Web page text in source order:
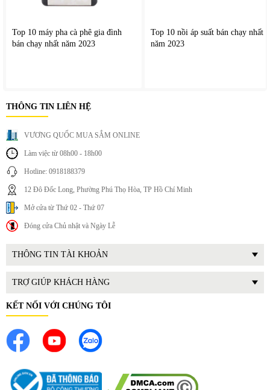
Top 10 máy pha cà phê gia đình
bán chạy nhất năm 2023
Top 10 nồi áp suất bán chạy nhất
năm 2023
THÔNG TIN LIÊN HỆ
VƯƠNG QUỐC MUA SẮM ONLINE
Làm việc từ 08h00 - 18h00
Hotline: 0918188379
12 Đô Đốc Long, Phường Phú Thọ Hòa, TP Hồ Chí Minh
Mở cửa từ Thứ 02 - Thứ 07
Đóng cửa Chủ nhật và Ngày Lễ
THÔNG TIN TÀI KHOẢN
TRỢ GIÚP KHÁCH HÀNG
KẾT NỐI VỚI CHÚNG TÔI